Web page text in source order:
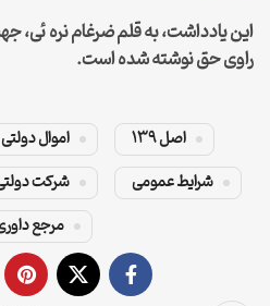
این یادداشت، به قلم ضرغام نره ئی،
راوی حق نوشته شده است.
اصل 139 اموال دولتی
شرایط عمومی
شرکت
مرجع